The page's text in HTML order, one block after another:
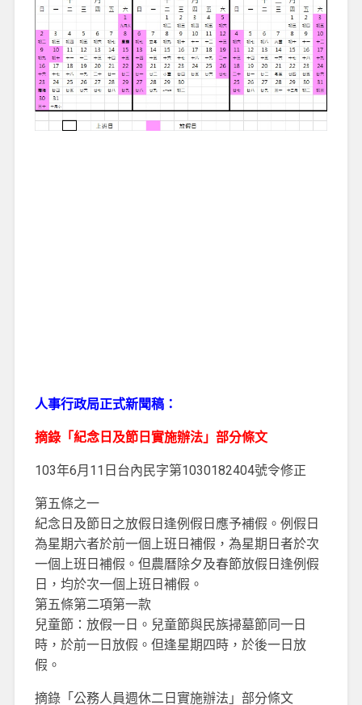
人事行政局正式新聞稿：
摘錄「紀念日及節日實施辦法」部分條文
103年6月11日台內民字第1030182404號令修正
第五條之一
紀念日及節日之放假日逢例假日應予補假。例假日
為星期六者於前一個上班日補假，為星期日者於次
一個上班日補假。但農曆除夕及春節放假日逢例假
日，均於次一個上班日補假。
第五條第二項第一款
兒童節：放假一日。兒童節與民族掃墓節同一日
時，於前一日放假。但逢星期四時，於後一日放
假。
摘錄「公務人員週休二日實施辦法」部分條文